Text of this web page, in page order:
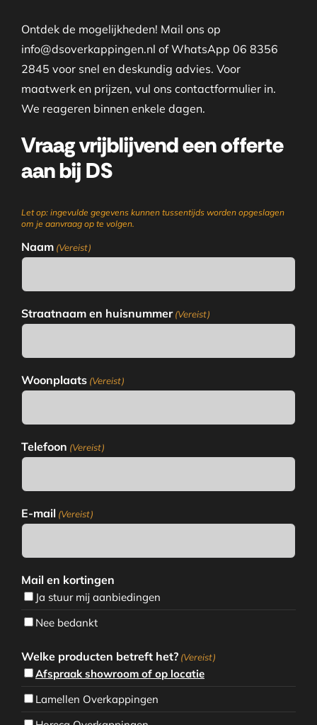
Ontdek de mogelijkheden! Mail ons op
info@dsoverkappingen.nl of WhatsApp 06 8356
2845 voor snel en deskundig advies. Voor
maatwerk en prijzen, vul ons contactformulier in.
We reageren binnen enkele dagen.
Vraag vrijblijvend een offerte
aan bij DS
Let op: ingevulde gegevens kunnen tussentijds worden opgeslagen
om je aanvraag op te volgen.
Naam (Vereist)
Straatnaam en huisnummer (Vereist)
Woonplaats (Vereist)
Telefoon (Vereist)
E-mail (Vereist)
Mail en kortingen
Ja stuur mij aanbiedingen
Nee bedankt
Welke producten betreft het? (Vereist)
Afspraak showroom of op locatie
Lamellen Overkappingen